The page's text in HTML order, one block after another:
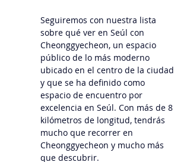
Seguiremos con nuestra lista
sobre qué ver en Seúl con
Cheonggyecheon, un espacio
público de lo más moderno
ubicado en el centro de la ciudad
y que se ha definido como
espacio de encuentro por
excelencia en Seúl. Con más de 8
kilómetros de longitud, tendrás
mucho que recorrer en
Cheonggyecheon y mucho más
que descubrir.